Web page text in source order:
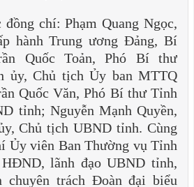
chí: Phạm Quang Ngọc,
hành Trung ương Đảng, Bí
Quốc Toản, Phó Bí thư
ủy, Chủ tịch Ủy ban MTTQ
Quốc Văn, Phó Bí thư Tỉnh
tỉnh; Nguyễn Mạnh Quyền,
Chủ tịch UBND tỉnh. Cùng
Ủy viên Ban Thường vụ Tỉnh
lãnh đạo UBND tỉnh,
chuyên trách Đoàn đại biểu